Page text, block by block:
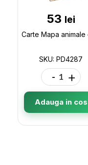
53 lei
SKU: PD4287
- +
Adauga in cos